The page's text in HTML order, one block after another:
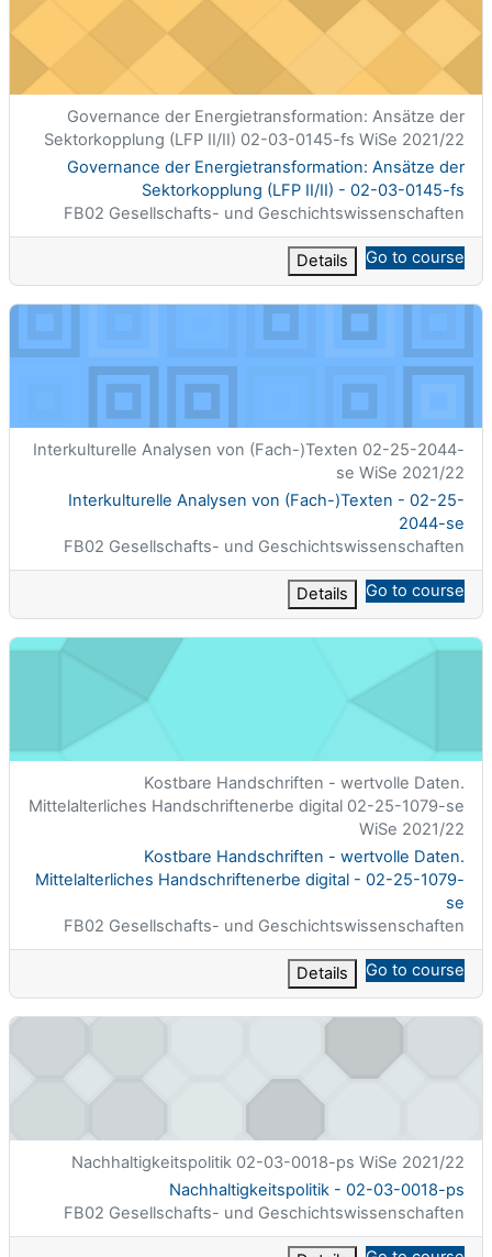
الاسم المختصر للمقرر الدراسي
Governance der Energietransformation: Ansätze der
Sektorkopplung (LFP II/II) 02-03-0145-fs WiSe 2021/22
اسم المقرر
Governance der Energietransformation: Ansätze der
Sektorkopplung (LFP II/II) - 02-03-0145-fs
تصنيف المساق
FB02 Gesellschafts- und Geschichtswissenschaften
Go to course
Details
Interkulturelle Analysen von (Fach-)Texten - 02-25-2044-se
الاسم المختصر للمقرر الدراسي
Interkulturelle Analysen von (Fach-)Texten 02-25-2044-
se WiSe 2021/22
اسم المقرر
Interkulturelle Analysen von (Fach-)Texten - 02-25-
2044-se
تصنيف المساق
FB02 Gesellschafts- und Geschichtswissenschaften
Go to course
Details
Mittelalterliches Handschriftenerbe digital - 02-25-1079-se
الاسم المختصر للمقرر الدراسي
Kostbare Handschriften - wertvolle Daten.
Mittelalterliches Handschriftenerbe digital 02-25-1079-se
WiSe 2021/22
اسم المقرر
Kostbare Handschriften - wertvolle Daten.
Mittelalterliches Handschriftenerbe digital - 02-25-1079-
se
تصنيف المساق
FB02 Gesellschafts- und Geschichtswissenschaften
Go to course
Details
Nachhaltigkeitspolitik - 02-03-0018-ps
الاسم المختصر للمقرر الدراسي
Nachhaltigkeitspolitik 02-03-0018-ps WiSe 2021/22
اسم المقرر
Nachhaltigkeitspolitik - 02-03-0018-ps
تصنيف المساق
FB02 Gesellschafts- und Geschichtswissenschaften